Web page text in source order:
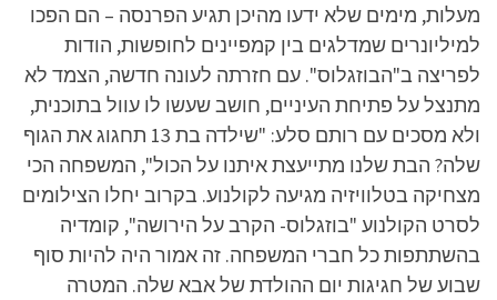
מעלות, מימים שלא ידעו מהיכן תגיע הפרנסה – הם הפכו
למיליונרים שמדלגים בין קמפיינים לחופשות, הודות
לפריצה ב"הבוזגלוס". עם חזרתה לעונה חדשה, הצמד לא
מתנצל על פתיחת העיניים, חושב שעשו לו עוול בתוכנית,
ולא מסכים עם רותם סלע: "שילדה בת 13 תחגוג את הגוף
שלה? הבת שלנו מתייעצת איתנו על הכול", המשפחה הכי
מצחיקה בטלוויזיה מגיעה לקולנוע. בקרוב יחלו הצילומים
לסרט הקולנוע "בוזגלוס- הקרב על הירושה", קומדיה
בהשתתפות כל חברי המשפחה. זה אמור היה להיות סוף
שבוע של חגיגות יום ההולדת של אבא שלה. המטרה